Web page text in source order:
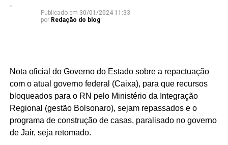
Publicado em 30/01/2024 11:33
por Redação do blog
Nota oficial do Governo do Estado sobre a repactuação
com o atual governo federal (Caixa), para que recursos
bloqueados para o RN pelo Ministério da Integração
Regional (gestão Bolsonaro), sejam repassados e o
programa de construção de casas, paralisado no governo
de Jair, seja retomado.